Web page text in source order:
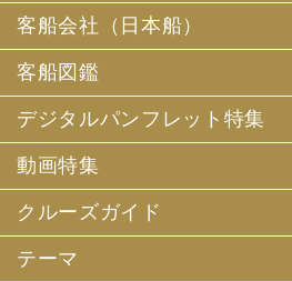
客船会社（日本船）
客船図鑑
デジタルパンフレット特集
動画特集
クルーズガイド
テーマ